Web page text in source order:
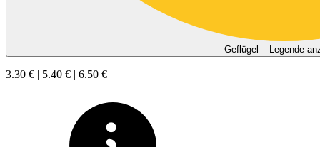
Geflügel – Legende
3.30 € | 5.40 € | 6.50 €